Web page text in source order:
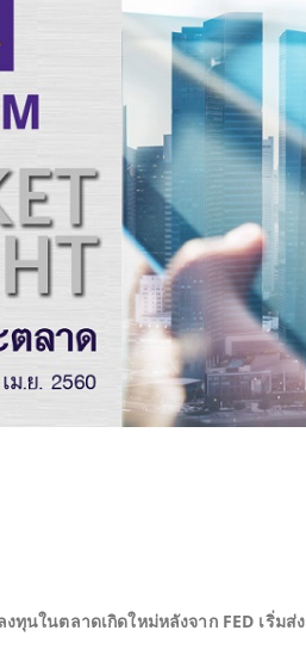
งทุนในตลาดเกิดใหม่หลังจาก FED เริ่